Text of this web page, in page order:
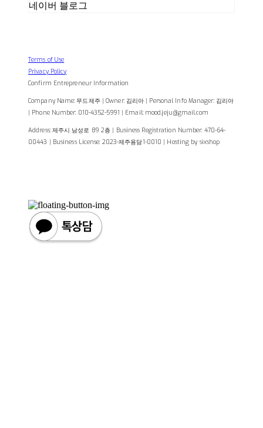
네이버 블로그
Terms of Use
Privacy Policy
Confirm Entrepreneur Information
Company Name: 무드제주 | Owner: 김리아 | Personal Info Manager: 김리아
| Phone Number: 010-4352-5991 | Email: mood.jeju@gmail.com
Address: 제주시 남성로 89 2층 | Business Registration Number: 470-64-
00443 | Business License: 2023-제주용담1-0010 | Hosting by sixshop